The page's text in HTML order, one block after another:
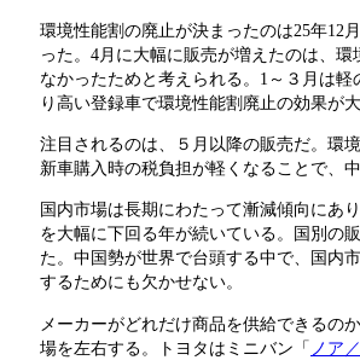
環境性能割の廃止が決まったのは25年12
った。4月に大幅に販売が増えたのは、
なかったためと考えられる。1～３月は
り高い登録車で環境性能割廃止の効果が
注目されるのは、５月以降の販売だ。環
新車購入時の税負担が軽くなることで、
国内市場は長期にわたって漸減傾向にあ
を大幅に下回る年が続いている。国別の
た。中国勢が世界で台頭する中で、国内
するためにも欠かせない。
メーカーがどれだけ商品を供給できるの
場を左右する。トヨタはミニバン「 ノア